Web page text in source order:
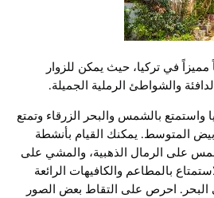
مميزاً في تركيا، حيث يمكن للزوار
والشواطئ الرملية الجميلة.
بالشمس والبحر الزرقاء وتمتع
المتوسط. يمكنك القيام بأنشطة
على الرمال الذهبية، والمشي على
بالمطاعم والكافيهات الرائعة
البحر. احرص على التقاط بعض الصور